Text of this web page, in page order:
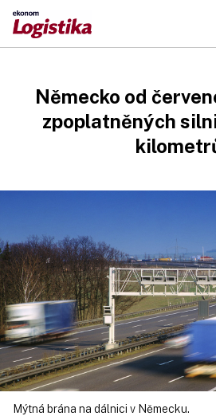
Německo od
zpoplatněných
Mýtná brána na dálnici v Německu.